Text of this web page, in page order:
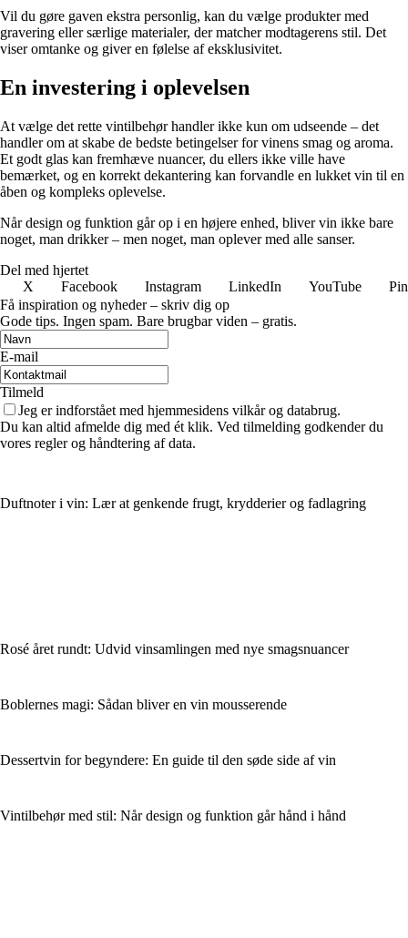
Vil du gøre gaven ekstra personlig, kan du vælge produkter med
gravering eller særlige materialer, der matcher modtagerens stil. Det
viser omtanke og giver en følelse af eksklusivitet.
En investering i oplevelsen
At vælge det rette vintilbehør handler ikke kun om udseende – det
handler om at skabe de bedste betingelser for vinens smag og aroma.
Et godt glas kan fremhæve nuancer, du ellers ikke ville have
bemærket, og en korrekt dekantering kan forvandle en lukket vin til en
åben og kompleks oplevelse.
Når design og funktion går op i en højere enhed, bliver vin ikke bare
noget, man drikker – men noget, man oplever med alle sanser.
Del med hjertet
X
Facebook Instagram LinkedIn YouTube
Få inspiration og nyheder – skriv dig op
Gode tips. Ingen spam. Bare brugbar viden – gratis.
E-mail
Tilmeld
Jeg er indforstået med hjemmesidens vilkår og databrug.
Du kan altid afmelde dig med ét klik. Ved tilmelding godkender du
vores regler og håndtering af data.
Duftnoter i vin: Lær at genkende frugt, krydderier og fadlagring
Rosé året rundt: Udvid vinsamlingen med nye smagsnuancer
Boblernes magi: Sådan bliver en vin mousserende
Dessertvin for begyndere: En guide til den søde side af vin
Vintilbehør med stil: Når design og funktion går hånd i hånd